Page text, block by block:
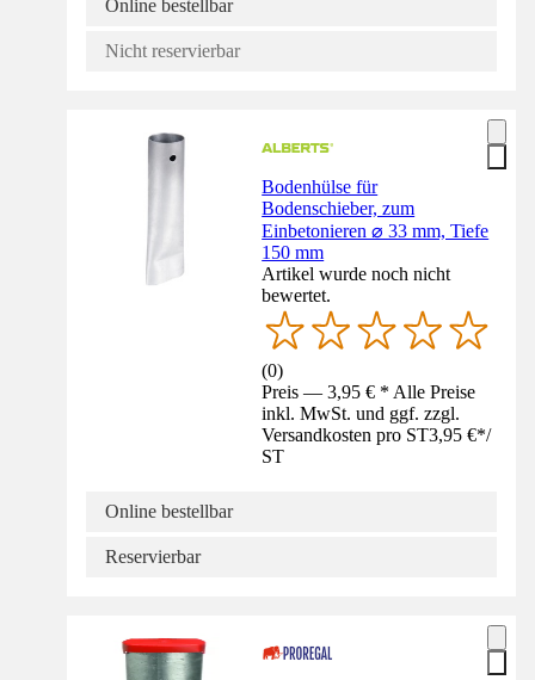
Online bestellbar
Nicht reservierbar
Bodenhülse für
Bodenschieber, zum
Einbetonieren ⌀ 33 mm, Tiefe
150 mm
Artikel wurde noch nicht
bewertet.
(0)
Preis — 3,95 € * Alle Preise
inkl. MwSt. und ggf. zzgl.
Versandkosten pro ST3,95 €*/
ST
Online bestellbar
Reservierbar